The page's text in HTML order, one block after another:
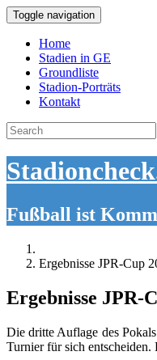
Toggle navigation
Home
Stadien in GE
Groundliste
Stadion-Porträts
Kontakt
Search
for:
Fußball ist
Ergebnisse JPR-Cup
Ergebnisse JPR-
Die dritte Auflage des
Turnier für sich